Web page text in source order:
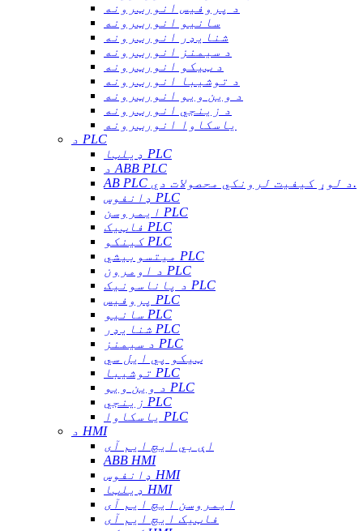
د پروفیس انورټرونه
سانیو انورټرونه
شنایډر انورټرونه
د سیمنز انورټرونه
د ټیکو انورټرونه
د توشیبا انورټرونه
د وین ویو انورټرونه
د زینجي انورټرونه
یاسکاوا انورټرونه
د PLC
ډیلټا PLC
د ABB PLC
AB PLC د لوړ کیفیت لرونکي محصولات دي.
ډانفوس PLC
ایمروسن PLC
فاټیک PLC
کینکو PLC
میتسوبیشي PLC
د اومرون PLC
د پاناسونیک PLC
پروفیس PLC
سانیو PLC
شنایډر PLC
د سیمنز PLC
ټیکو پي ایل سي
توشیبا PLC
د وین ویو PLC
زینجي PLC
یاسکاوا PLC
د HMI
اې بي ایچ ایم آی
ABB HMI
ډانفوس HMI
ډیلټا HMI
ایمروسن ایچ ایم آی
فاټیک ایچ ایم آی